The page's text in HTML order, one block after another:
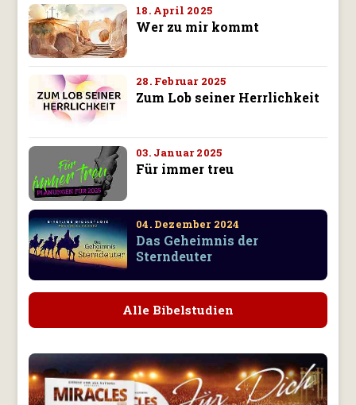
18. April 2025
Wer zu mir kommt
28. Februar 2025
Zum Lob seiner Herrlichkeit
03. Januar 2025
Für immer treu
04. Dezember 2024
Das Geheimnis der
Sterndeuter
Alle Bibelstudien